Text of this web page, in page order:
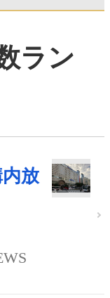
ラン
放